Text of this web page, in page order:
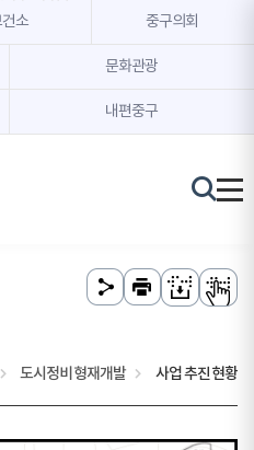
바로가기
바로가기
소 중구의회
문화관광
내편중구
도시정비형재개발 사업 추진현황